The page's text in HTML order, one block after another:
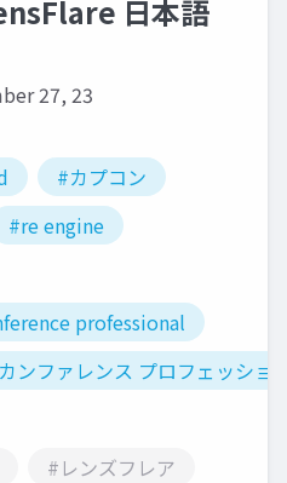
日本語
27, 23
#カプコン
#re engine
professional
ンファレンス プロフェッショ
#レンズフレア